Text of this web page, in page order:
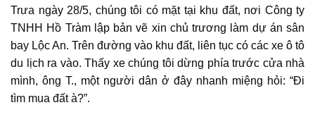
Trưa ngày 28/5, chúng tôi có mặt tại khu đất, nơi Công ty
TNHH Hồ Tràm lập bản vẽ xin chủ trương làm dự án sân
bay Lộc An. Trên đường vào khu đất, liên tục có các xe ô tô
du lịch ra vào. Thấy xe chúng tôi dừng phía trước cửa nhà
mình, ông T., một người dân ở đây nhanh miệng hỏi: “Đi
tìm mua đất à?”.